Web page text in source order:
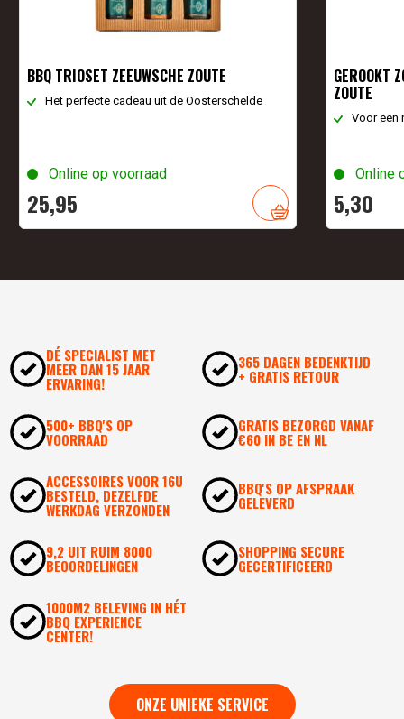
BBQ TRIOSET ZEEUWSCHE ZOUTE
Het perfecte cadeau uit de Oosterschelde
Online op voorraad
25,95
GEROOKT
ZOUTE
Voor een
Online
5,30
DÉ SPECIALIST MET
MEER DAN 15 JAAR
ERVARING!
365 DAGEN BEDENKTIJD
+ GRATIS RETOUR
500+ BBQ'S OP
VOORRAAD
GRATIS BEZORGD VANAF
€60 IN BE EN NL
ACCESSOIRES VOOR 16U
BESTELD, DEZELFDE
WERKDAG VERZONDEN
BBQ'S OP AFSPRAAK
GELEVERD
9,2 UIT RUIM 8000
BEOORDELINGEN
SHOPPING SECURE
GECERTIFICEERD
1000M2 BELEVING IN HÉT
BBQ EXPERIENCE
CENTER!
ONZE UNIEKE SERVICE